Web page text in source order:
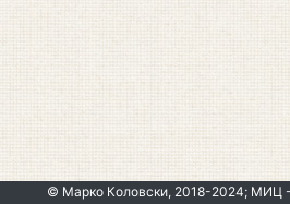
© Марко Коловски, 2018-2024; МИЦ